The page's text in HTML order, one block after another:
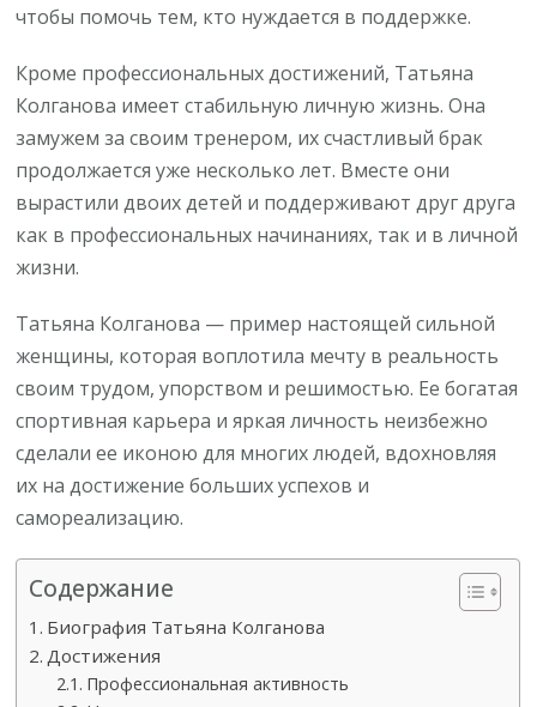
чтобы помочь тем, кто нуждается в поддержке.
Кроме профессиональных достижений, Татьяна
Колганова имеет стабильную личную жизнь. Она
замужем за своим тренером, их счастливый брак
продолжается уже несколько лет. Вместе они
вырастили двоих детей и поддерживают друг друга
как в профессиональных начинаниях, так и в личной
жизни.
Татьяна Колганова — пример настоящей сильной
женщины, которая воплотила мечту в реальность
своим трудом, упорством и решимостью. Ее богатая
спортивная карьера и яркая личность неизбежно
сделали ее иконою для многих людей, вдохновляя
их на достижение больших успехов и
самореализацию.
Содержание
Биография Татьяна Колганова
Достижения
Профессиональная активность